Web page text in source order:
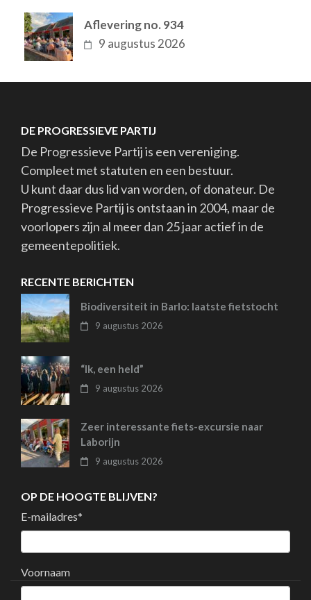
Aflevering no. 934
9 augustus 2026
DE PROGRESSIEVE PARTIJ
De Progressieve Partij is een vereniging.
Compleet met statuten en een bestuur.
U kunt daar dus lid van worden, of donateur. De
Progressieve Partij is ontstaan in 2004, maar de
voorlopers zijn al meer dan 25 jaar actief in de
gemeentepolitiek.
RECENTE BERICHTEN
Biodiversiteit in Barlo: laatste fietstocht
9 augustus 2026
“Ik, een held”
9 augustus 2026
Zeer interessante fiets-excursie naar
Laborijn
9 augustus 2026
OP DE HOOGTE BLIJVEN?
E-mailadres*
Voornaam